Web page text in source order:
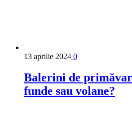
13 aprilie 2024 0
Balerini de
funde sau volane?